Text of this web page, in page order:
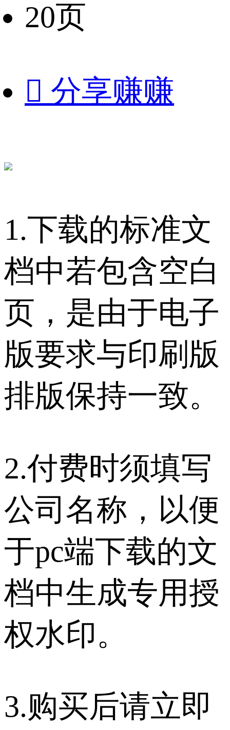
20页
 分享赚赚
1.下载的标准文
档中若包含空白
页，是由于电子
版要求与印刷版
排版保持一致。
2.付费时须填写
公司名称，以便
于pc端下载的文
档中生成专用授
权水印。
3.购买后请立即